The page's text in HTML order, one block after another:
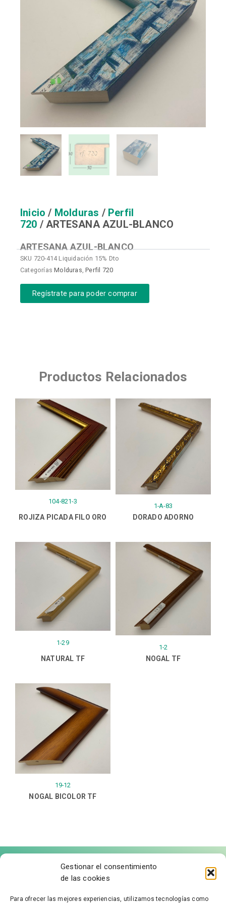
Gestionar el consentimiento
de las cookies
Para ofrecer las mejores experiencias, utilizamos tecnologías como
Inicio / Molduras / Perfil
720 / ARTESANA AZUL-BLANCO
ARTESANA AZUL-BLANCO
SKU 720-414 Liquidación 15% Dto
Categorías Molduras,Perfil 720
Regístrate para poder comprar
Productos Relacionados
104-821-3
ROJIZA PICADA FILO ORO
1-A-83
DORADO ADORNO
1-29
NATURAL TF
1-2
NOGAL TF
19-12
NOGAL BICOLOR TF